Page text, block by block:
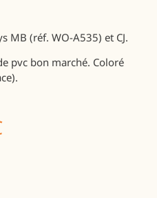
MB (réf. WO-A535) et CJ.
pvc bon marché. Coloré